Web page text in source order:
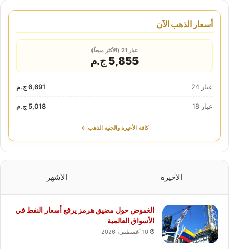
أسعار الذهب الآن
عيار 21 (الأكثر مبيعاً)
5,855 ج.م
عيار 24 6,691 ج.م
عيار 18 5,018 ج.م
كافة الأعيرة والجنيه الذهب ←
الأخيرة الأشهر
الغموض حول مضيق هرمز يرفع أسعار النفط في
الأسواق العالمية
10 أغسطس، 2026